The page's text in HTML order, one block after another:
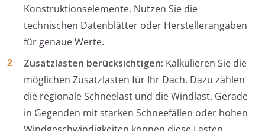
Konstruktionselemente. Nutzen Sie die
technischen Datenblätter oder Herstellerangaben
für genaue Werte.
Zusatzlasten berücksichtigen: Kalkulieren Sie die
möglichen Zusatzlasten für Ihr Dach. Dazu zählen
die regionale Schneelast und die Windlast. Gerade
in Gegenden mit starken Schneefällen oder hohen